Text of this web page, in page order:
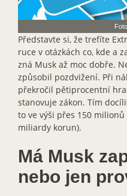
Představte si, že trefíte
ruce v otázkách co, kde a
zná Musk až moc dobře.
způsobil pozdvižení. Při
překročil pětiprocentní
stanovuje zákon. Tím
to ve výši přes 150
miliardy korun).
Má Musk
nebo jen